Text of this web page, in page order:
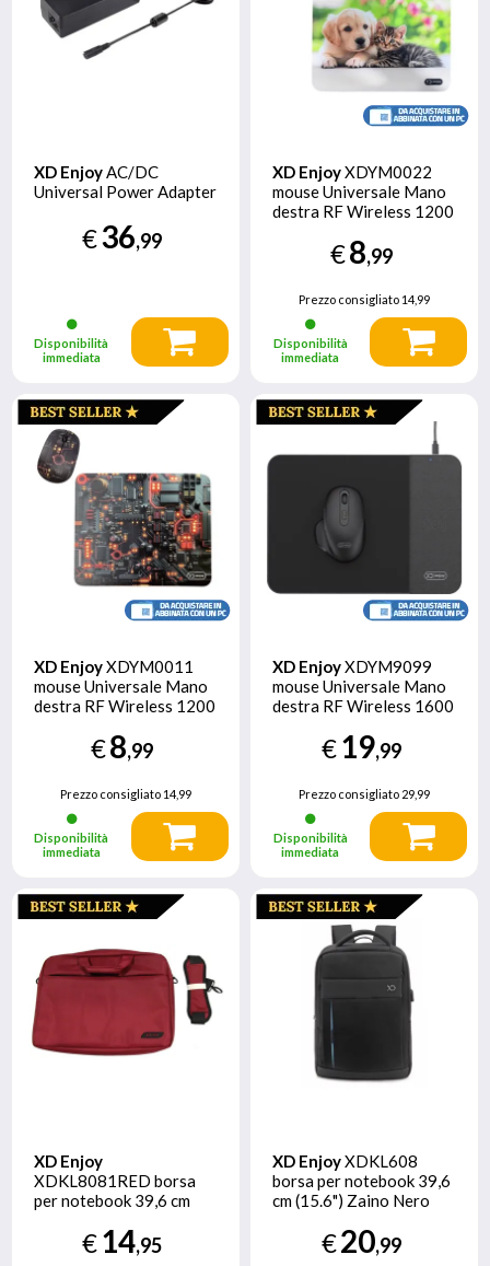
XD EnjoyAC/DC
Universal Power Adapter
€36,99
Disponibilità
immediata
XD EnjoyXDYM0022
mouse Universale Mano
destra RF Wireless 1200
€8,99
Prezzo consigliato 14,99
Disponibilità
immediata
XD EnjoyXDYM0011
mouse Universale Mano
destra RF Wireless 1200
€8,99
Prezzo consigliato14,99
Disponibilità
immediata
XD EnjoyXDYM9099
mouse Universale Mano
destra RF Wireless 1600
€19,99
Prezzo consigliato 29,99
Disponibilità
immediata
XD Enjoy
XDKL8081RED borsa
per notebook 39,6 cm
ventiquattrore Rosso
€14,95
XD EnjoyXDKL608
borsa per notebook 39,6
cm (15.6") Zaino Nero
€20,99